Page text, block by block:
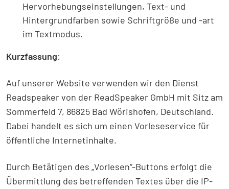
Hervorhebungseinstellungen, Text- und
Hintergrundfarben sowie Schriftgröße und -art
im Textmodus.
Kurzfassung:
Auf unserer Website verwenden wir den Dienst
Readspeaker von der ReadSpeaker GmbH mit Sitz am
Sommerfeld 7, 86825 Bad Wörishofen, Deutschland.
Dabei handelt es sich um einen Vorleseservice für
öffentliche Internetinhalte.
Durch Betätigen des „Vorlesen“-Buttons erfolgt die
Übermittlung des betreffenden Textes über die IP-